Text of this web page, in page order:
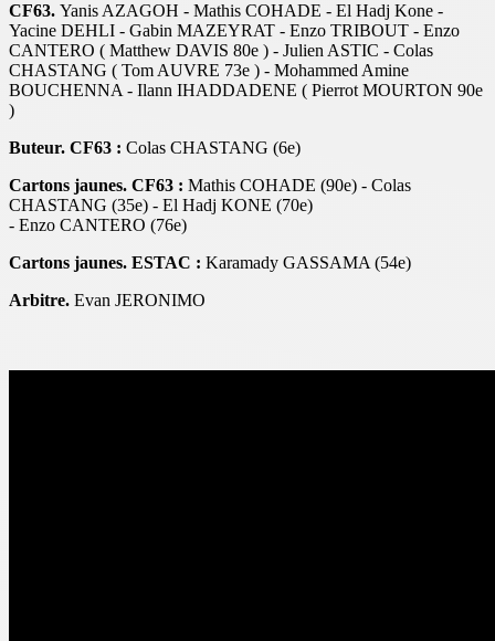
CF63. Yanis AZAGOH - Mathis COHADE - El Hadj Kone -
Yacine DEHLI - Gabin MAZEYRAT - Enzo TRIBOUT - Enzo
CANTERO ( Matthew DAVIS 80e ) - Julien ASTIC - Colas
CHASTANG ( Tom AUVRE 73e ) - Mohammed Amine
BOUCHENNA - Ilann IHADDADENE ( Pierrot MOURTON 90e
)
Buteur. CF63 : Colas CHASTANG (6e)
Cartons jaunes. CF63 : Mathis COHADE (90e) - Colas
CHASTANG (35e) - El Hadj KONE (70e)
- Enzo CANTERO (76e)
Cartons jaunes. ESTAC : Karamady GASSAMA (54e)
Arbitre. Evan JERONIMO